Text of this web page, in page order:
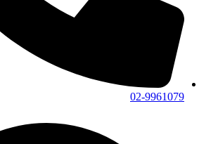
02-9961079